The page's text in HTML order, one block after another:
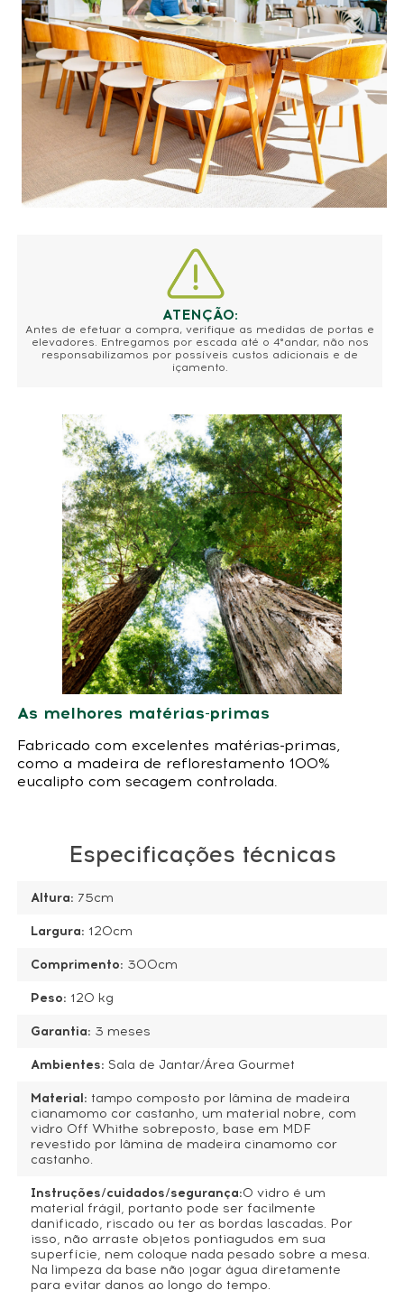
ATENÇÃO:
Antes de efetuar a compra, verifique as medidas de portas e
elevadores. Entregamos por escada até o 4°andar, não nos
responsabilizamos por possíveis custos adicionais e de
içamento.
As melhores matérias-primas
Fabricado com excelentes matérias-primas,
como a madeira de reflorestamento 100%
eucalipto com secagem controlada.
Especificações técnicas
Altura: 75cm
Largura: 120cm
Comprimento: 300cm
Peso: 120 kg
Garantia: 3 meses
Ambientes: Sala de Jantar/Área Gourmet
Material: tampo composto por lâmina de madeira
cianamomo cor castanho, um material nobre, com
vidro Off Whithe sobreposto, base em MDF
revestido por lâmina de madeira cinamomo cor
castanho.
Instruções/cuidados/segurança:O vidro é um
material frágil, portanto pode ser facilmente
danificado, riscado ou ter as bordas lascadas. Por
isso, não arraste objetos pontiagudos em sua
superfície, nem coloque nada pesado sobre a mesa.
Na limpeza da base não jogar água diretamente
para evitar danos ao longo do tempo.